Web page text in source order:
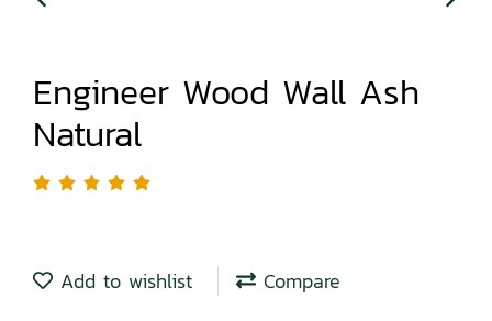
Engineer Wood Wall Ash
Natural
Add to wishlist
Compare